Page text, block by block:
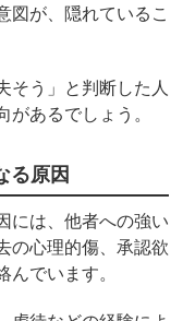
図が、隠れているこ
そう」と判断した人
あるでしょう。
る原因
には、他者への強い
の心理的傷、承認欲
でいます。